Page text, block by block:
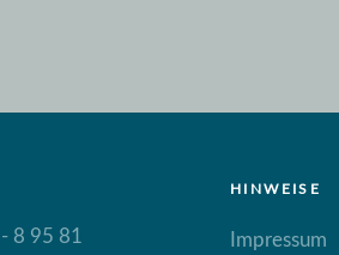
8 95 81
HINWEISE
Impressum